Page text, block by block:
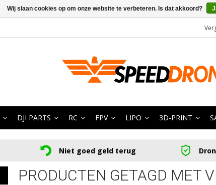
DJI PARTS RC FPV LIPO 3D-PRINT
Niet goed geld terug
PRODUCTEN GETAGD MET
Wij slaan cookies op om onze website te verbeteren. Is dat akkoord?